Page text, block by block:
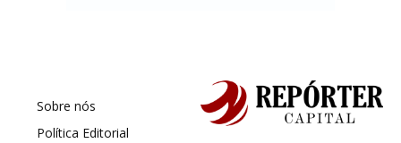
Sobre nós
Política Editorial